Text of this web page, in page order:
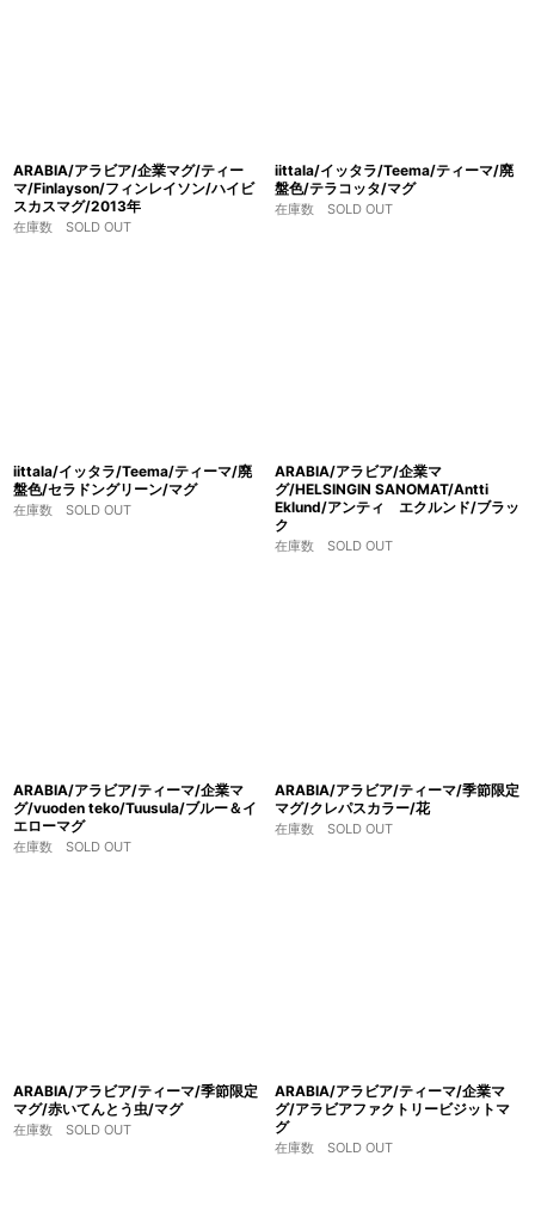
ARABIA/アラビア/企業マグ/ティー
マ/Finlayson/フィンレイソン/ハイビ
スカスマグ/2013年
在庫数 SOLD OUT
iittala/イッタラ/Teema/ティーマ/廃
盤色/テラコッタ/マグ
在庫数 SOLD OUT
iittala/イッタラ/Teema/ティーマ/廃
盤色/セラドングリーン/マグ
在庫数 SOLD OUT
ARABIA/アラビア/企業マ
グ/HELSINGIN SANOMAT/Antti
Eklund/アンティ エクルンド/ブラッ
ク
在庫数 SOLD OUT
ARABIA/アラビア/ティーマ/企業マ
グ/vuoden teko/Tuusula/ブルー＆イ
エローマグ
在庫数 SOLD OUT
ARABIA/アラビア/ティーマ/季節限定
マグ/クレパスカラー/花
在庫数 SOLD OUT
ARABIA/アラビア/ティーマ/季節限定
マグ/赤いてんとう虫/マグ
在庫数 SOLD OUT
ARABIA/アラビア/ティーマ/企業マ
グ/アラビアファクトリービジットマ
グ
在庫数 SOLD OUT